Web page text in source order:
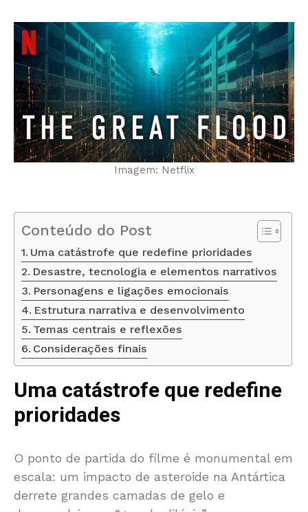
Imagem: Netflix
Conteúdo do Post
Uma catástrofe que redefine prioridades
Desastre, tecnologia e elementos narrativos
Personagens e ligações emocionais
Estrutura narrativa e desenvolvimento
Temas centrais e reflexões
Considerações finais
Uma catástrofe que redefine
prioridades
O ponto de partida do filme é monumental em
escala: um impacto de asteroide na Antártica
derrete grandes camadas de gelo e